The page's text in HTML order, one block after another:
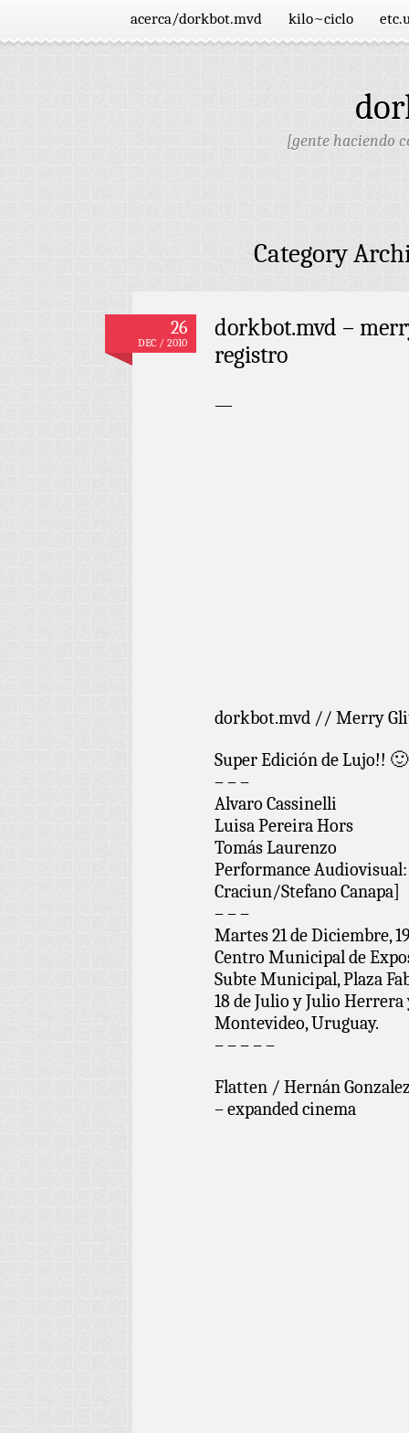
acerca/dorkbot.mvd kilo~ciclo
[gente haciendo
Category
26
DEC / 2010
dorkbot.mvd –
registro
—
dorkbot.mvd // Merry
Super Edición de Lujo!! 🙂
– – –
Alvaro Cassinelli
Luisa Pereira Hors
Tomás Laurenzo
Performance
Craciun/Stefano Canapa]
– – –
Martes 21 de Diciembre,
Centro Municipal de
Subte Municipal, Plaza
18 de Julio y Julio Herrera
Montevideo, Uruguay.
– – – – –
Flatten / Hernán
– expanded cinema